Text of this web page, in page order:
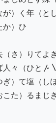
が）く年（と
か）ひ
さ）りてよ
人々（ひと〴
ぎ）て塩（し
た）るまじ